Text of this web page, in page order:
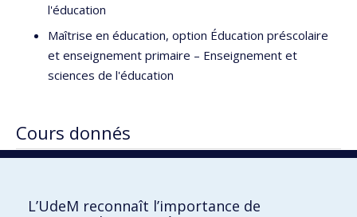
l'éducation
Maîtrise en éducation, option Éducation préscolaire
et enseignement primaire – Enseignement et
sciences de l'éducation
Cours donnés
L’UdeM reconnaît l’importance de